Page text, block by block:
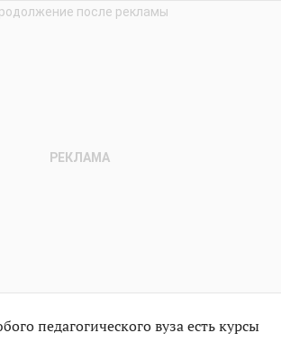
педагогического вуза есть курсы